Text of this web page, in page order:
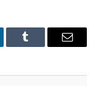
Tumblr Email